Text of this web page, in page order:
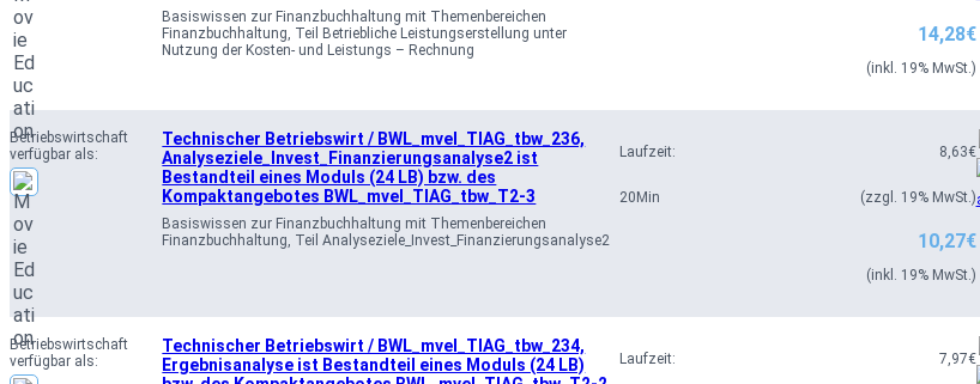
Basiswissen zur Finanzbuchhaltung mit Themenbereichen
Finanzbuchhaltung, Teil Betriebliche Leistungserstellung unter
Nutzung der Kosten- und Leistungs – Rechnung
14,28€
(inkl. 19% MwSt.)
Betriebswirtschaft
verfügbar als:
Technischer Betriebswirt / BWL_mvel_TIAG_tbw_236,
Analyseziele_Invest_Finanzierungsanalyse2 ist
Bestandteil eines Moduls (24 LB) bzw. des
Kompaktangebotes BWL_mvel_TIAG_tbw_T2-3
Basiswissen zur Finanzbuchhaltung mit Themenbereichen
Finanzbuchhaltung, Teil Analyseziele_Invest_Finanzierungsanalyse2
Laufzeit:
20 Min
8,63€
(zzgl. 19% MwSt.)
10,27€
(inkl. 19% MwSt.)
Betriebswirtschaft
verfügbar als:
Technischer Betriebswirt / BWL_mvel_TIAG_tbw_234,
Ergebnisanalyse ist Bestandteil eines Moduls (24 LB)
Laufzeit: 7,97€